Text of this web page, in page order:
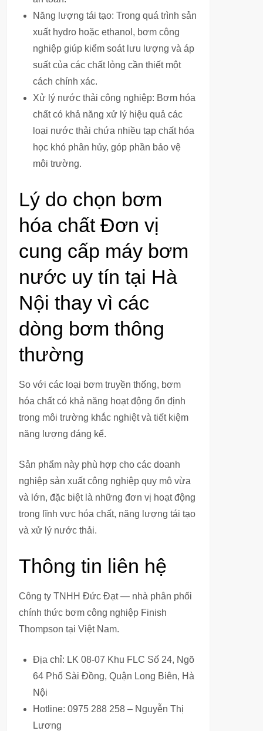
Năng lượng tái tạo: Trong quá trình sản
xuất hydro hoặc ethanol, bơm công
nghiệp giúp kiểm soát lưu lượng và áp
suất của các chất lỏng cần thiết một
cách chính xác.
Xử lý nước thải công nghiệp: Bơm hóa
chất có khả năng xử lý hiệu quả các
loại nước thải chứa nhiều tạp chất hóa
học khó phân hủy, góp phần bảo vệ
môi trường.
Lý do chọn bơm
hóa chất Đơn vị
cung cấp máy bơm
nước uy tín tại Hà
Nội thay vì các
dòng bơm thông
thường
So với các loại bơm truyền thống, bơm
hóa chất có khả năng hoạt động ổn định
trong môi trường khắc nghiệt và tiết kiệm
năng lượng đáng kể.
Sản phẩm này phù hợp cho các doanh
nghiệp sản xuất công nghiệp quy mô vừa
và lớn, đặc biệt là những đơn vị hoạt động
trong lĩnh vực hóa chất, năng lượng tái tạo
và xử lý nước thải.
Thông tin liên hệ
Công ty TNHH Đức Đạt — nhà phân phối
chính thức bơm công nghiệp Finish
Thompson tại Việt Nam.
Địa chỉ: LK 08-07 Khu FLC Số 24, Ngõ
64 Phố Sài Đồng, Quận Long Biên, Hà
Nội
Hotline: 0975 288 258 – Nguyễn Thị
Lương